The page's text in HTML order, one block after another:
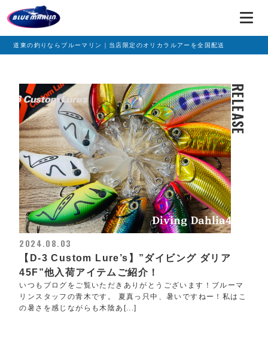
道東の釣りならブルーマリン｜当店限定のオリカラルアーを全国配送
RELEASE
2024.08.03
【D-3 Custom Lure’s】”ダイビング ダリア
45F”他入荷アイテムご紹介！
いつもブログをご覧いただきありがとうございます！ブルーマ
リンスタッフの青木です。 夏真っ只中、暑いですねー！私はこ
の暑さを感じながらも木陰あ[...]